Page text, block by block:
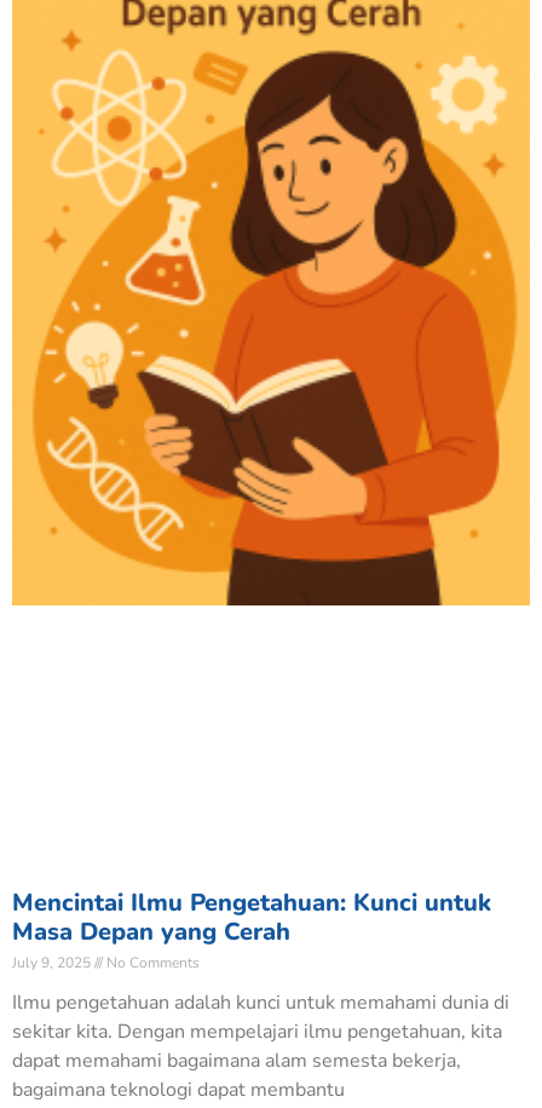
Mencintai Ilmu Pengetahuan: Kunci untuk
Masa Depan yang Cerah
July 9, 2025 No Comments
Ilmu pengetahuan adalah kunci untuk memahami dunia di
sekitar kita. Dengan mempelajari ilmu pengetahuan, kita
dapat memahami bagaimana alam semesta bekerja,
bagaimana teknologi dapat membantu